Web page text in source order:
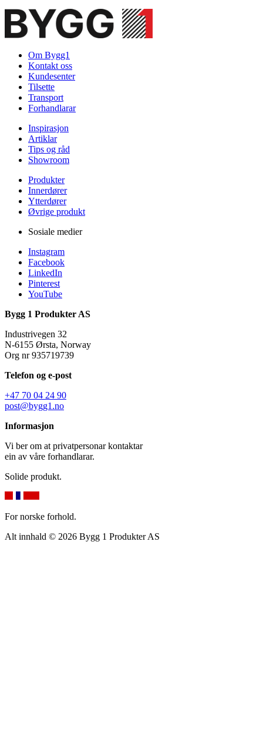
Om Bygg1
Kontakt oss
Kundesenter
Tilsette
Transport
Forhandlarar
Inspirasjon
Artiklar
Tips og råd
Showroom
Produkter
Innerdører
Ytterdører
Øvrige produkt
Sosiale medier
Instagram
Facebook
LinkedIn
Pinterest
YouTube
Bygg 1 Produkter AS
Industrivegen 32
N-6155 Ørsta, Norway
Org nr 935719739
Telefon og e-post
+47 70 04 24 90
post@bygg1.no
Informasjon
Vi ber om at privatpersonar kontaktar
ein av våre forhandlarar.
Solide produkt.
For norske forhold.
Alt innhald © 2026 Bygg 1 Produkter AS